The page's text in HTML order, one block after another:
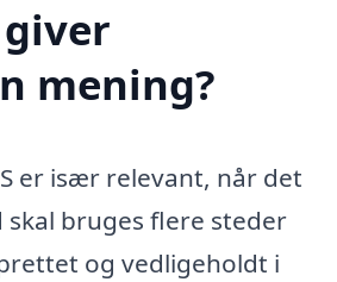
mening?
er især relevant, når det
skal bruges flere steder
og vedligeholdt i